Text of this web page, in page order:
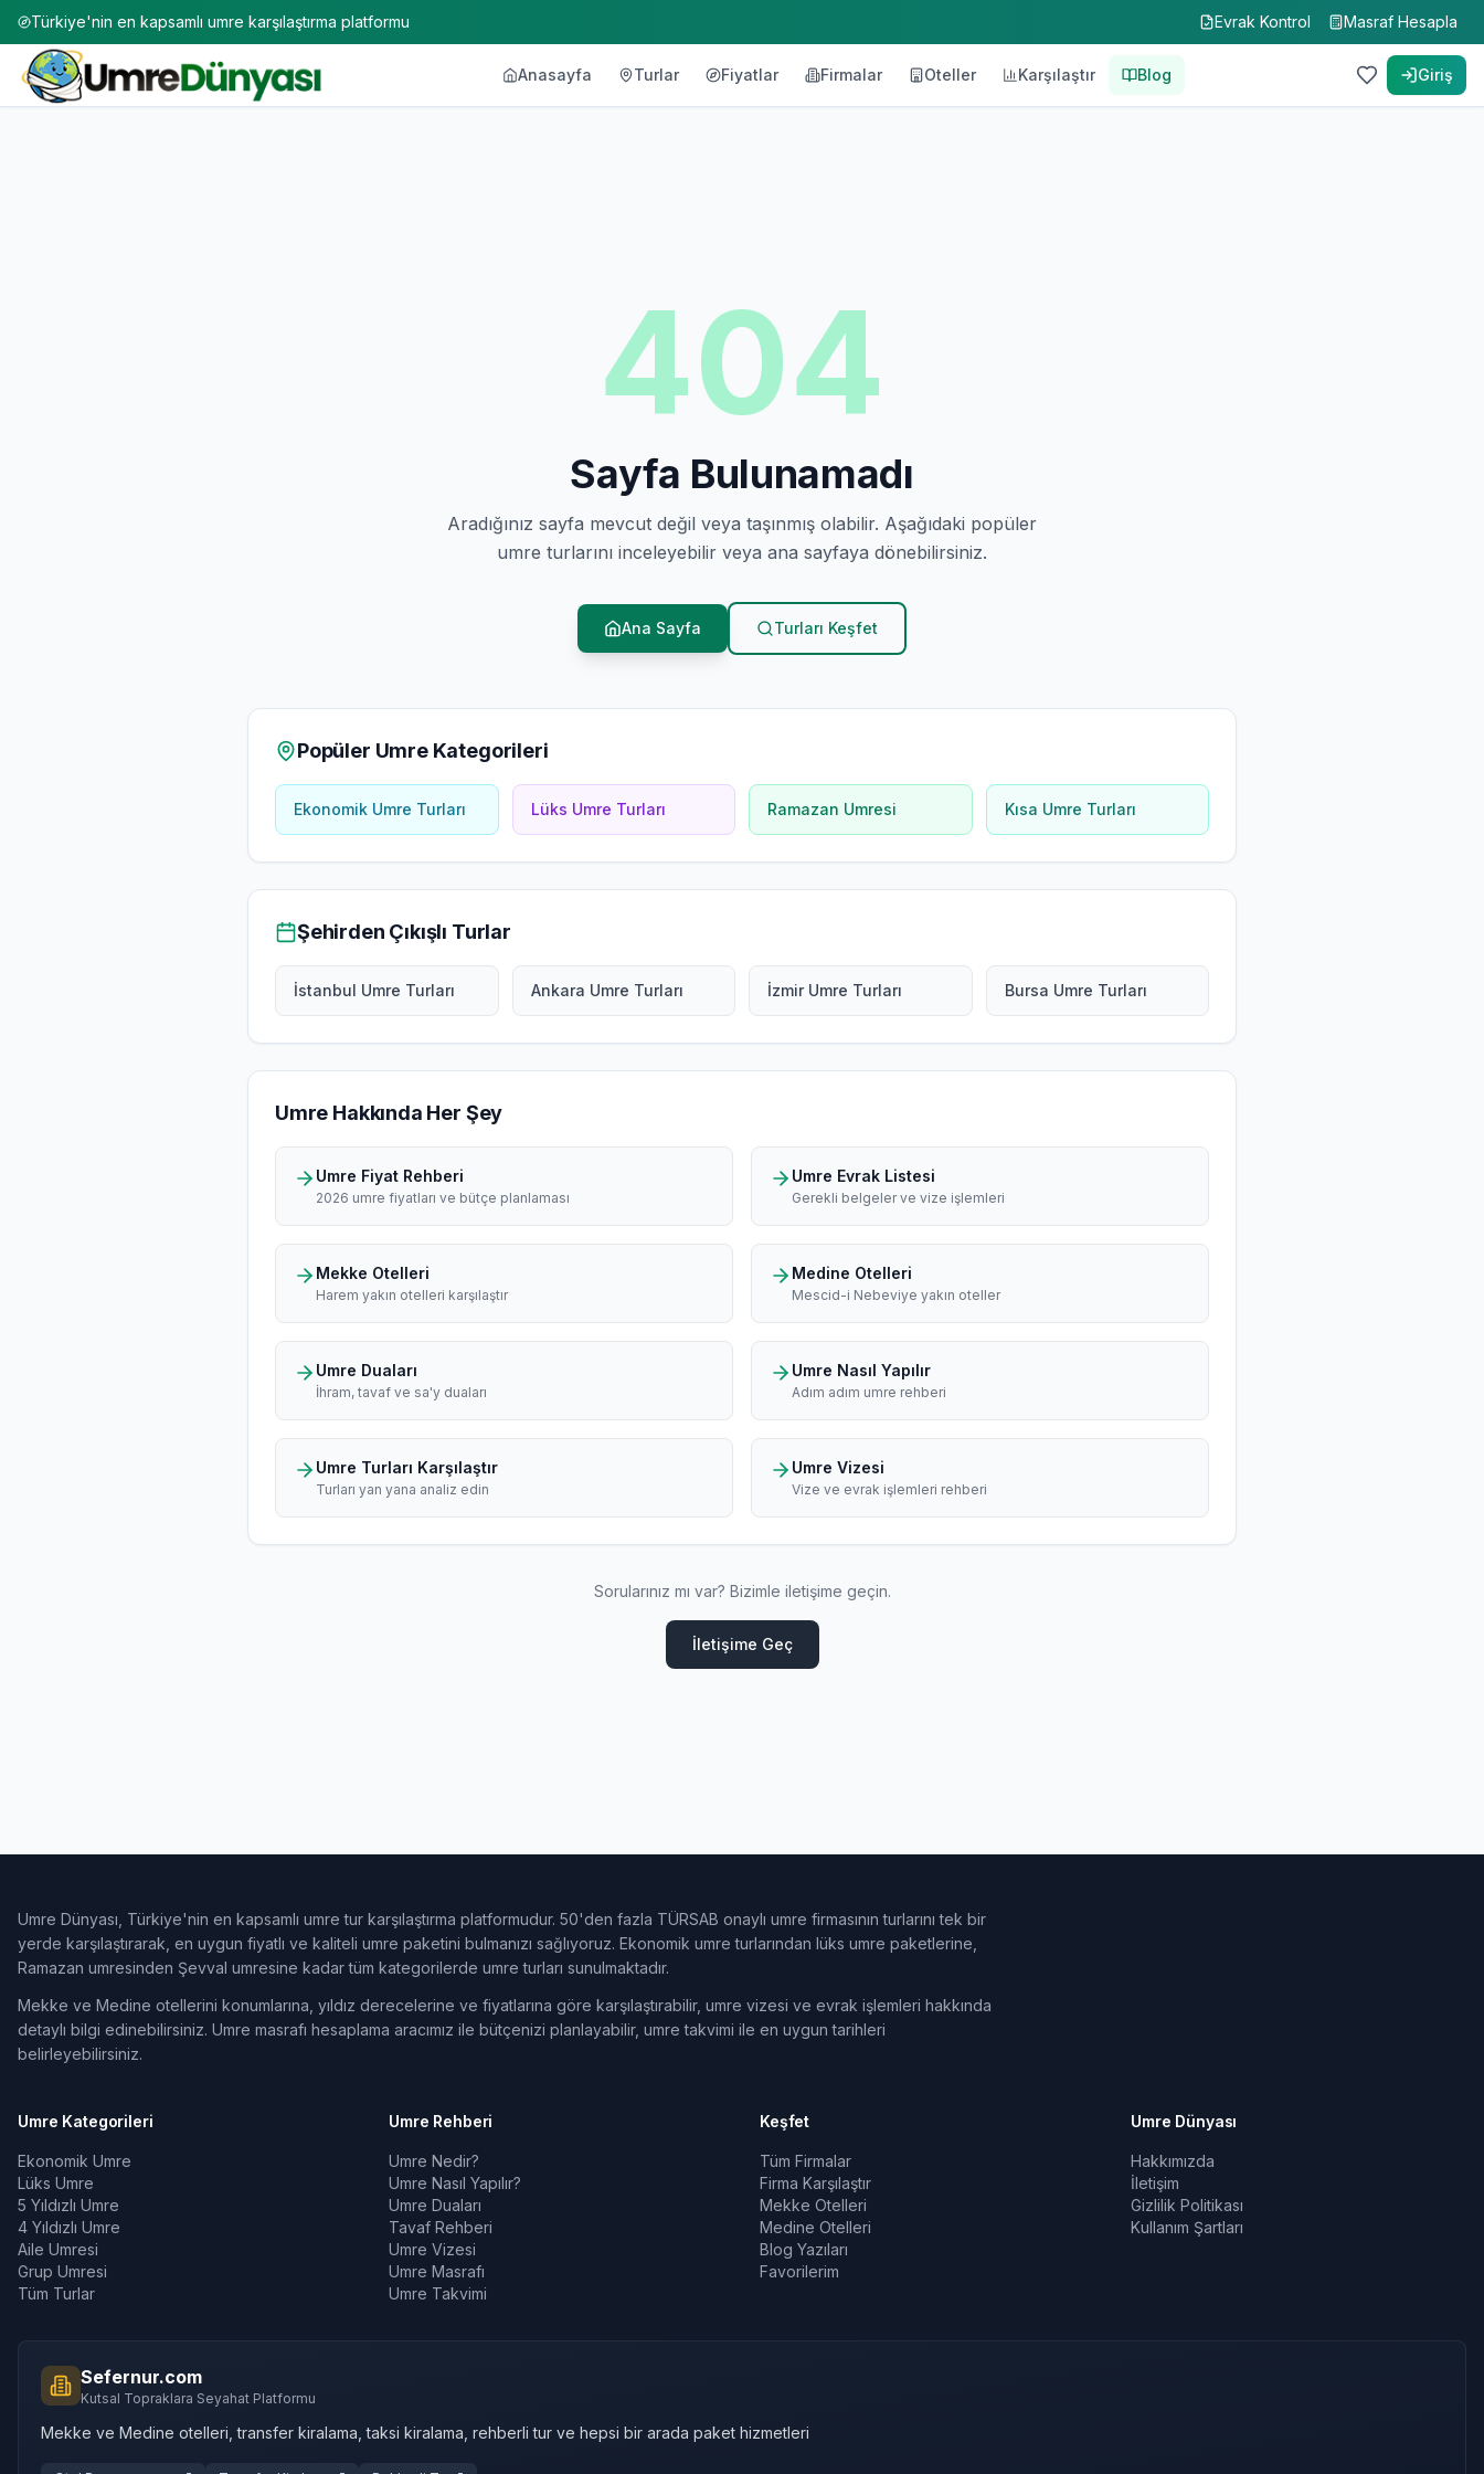
Türkiye'nin en kapsamlı umre karşılaştırma platformu Evrak Kontrol Masraf Hesapla
Anasayfa Turlar Fiyatlar Firmalar Oteller Karşılaştır Blog Giriş
404
Sayfa Bulunamadı
Aradığınız sayfa mevcut değil veya taşınmış olabilir. Aşağıdaki popüler
umre turlarını inceleyebilir veya ana sayfaya dönebilirsiniz.
Ana Sayfa Turları Keşfet
Popüler Umre Kategorileri
Ekonomik Umre Turları Lüks Umre Turları Ramazan Umresi Kısa Umre Turları
Şehirden Çıkışlı Turlar
İstanbul Umre Turları Ankara Umre Turları İzmir Umre Turları Bursa Umre Turları
Umre Hakkında Her Şey
Umre Fiyat Rehberi
2026 umre fiyatları ve bütçe planlaması
Umre Evrak Listesi
Gerekli belgeler ve vize işlemleri
Mekke Otelleri
Harem yakın otelleri karşılaştır
Medine Otelleri
Mescid-i Nebeviye yakın oteller
Umre Duaları
İhram, tavaf ve sa'y duaları
Umre Nasıl Yapılır
Adım adım umre rehberi
Umre Turları Karşılaştır
Turları yan yana analiz edin
Umre Vizesi
Vize ve evrak işlemleri rehberi
Sorularınız mı var? Bizimle iletişime geçin.
İletişime Geç
Umre Dünyası, Türkiye'nin en kapsamlı umre tur karşılaştırma platformudur. 50'den fazla TÜRSAB onaylı umre firmasının turlarını tek bir
yerde karşılaştırarak, en uygun fiyatlı ve kaliteli umre paketini bulmanızı sağlıyoruz. Ekonomik umre turlarından lüks umre paketlerine,
Ramazan umresinden Şevval umresine kadar tüm kategorilerde umre turları sunulmaktadır.
Mekke ve Medine otellerini konumlarına, yıldız derecelerine ve fiyatlarına göre karşılaştırabilir, umre vizesi ve evrak işlemleri hakkında
detaylı bilgi edinebilirsiniz. Umre masrafı hesaplama aracımız ile bütçenizi planlayabilir, umre takvimi ile en uygun tarihleri
belirleyebilirsiniz.
Umre Kategorileri
Ekonomik Umre
Lüks Umre
5 Yıldızlı Umre
4 Yıldızlı Umre
Aile Umresi
Grup Umresi
Tüm Turlar
Umre Rehberi
Umre Nedir?
Umre Nasıl Yapılır?
Umre Duaları
Tavaf Rehberi
Umre Vizesi
Umre Masrafı
Umre Takvimi
Keşfet
Tüm Firmalar
Firma Karşılaştır
Mekke Otelleri
Medine Otelleri
Blog Yazıları
Favorilerim
Umre Dünyası
Hakkımızda
İletişim
Gizlilik Politikası
Kullanım Şartları
Sefernur.com
Kutsal Topraklara Seyahat Platformu
Mekke ve Medine otelleri, transfer kiralama, taksi kiralama, rehberli tur ve hepsi bir arada paket hizmetleri